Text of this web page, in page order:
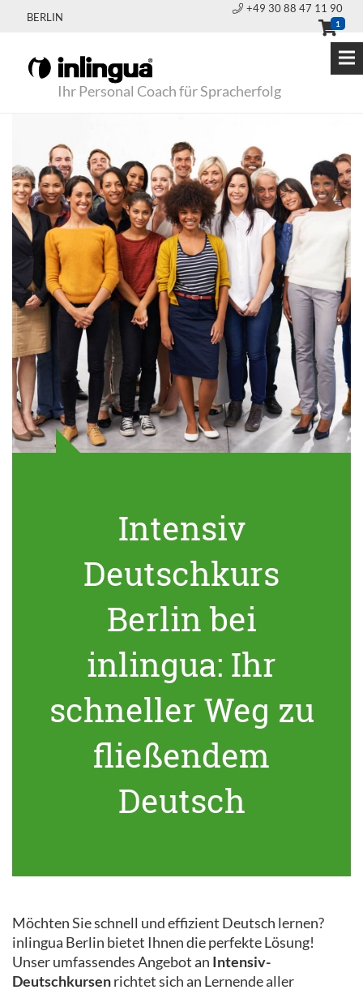
BERLIN
+49 30 88 47 11 90
1
Ihr Personal Coach für Spracherfolg
Intensiv
Deutschkurs
Berlin bei
inlingua: Ihr
schneller Weg zu
fließendem
Deutsch
Möchten Sie schnell und effizient Deutsch lernen?
inlingua Berlin bietet Ihnen die perfekte Lösung!
Unser umfassendes Angebot an Intensiv-
Deutschkursenrichtet sich an Lernende aller